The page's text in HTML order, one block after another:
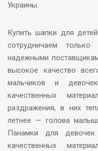
Украины.
Купить шапки для
сотрудничаем
надежными
высокое качество
мальчиков и
качественных
раздражения, в них
летнее — голова
Панамки для
качественных